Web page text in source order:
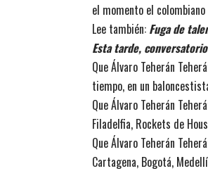
el momento el
Lee también: Fuga de
Esta tarde,
Que Álvaro Teherán
tiempo, en un
Que Álvaro Teherán
Filadelfia, Rockets de
Que Álvaro Teherán
Cartagena, Bogotá,